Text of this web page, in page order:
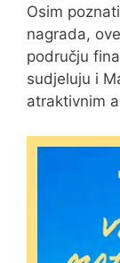
Osim
nagrada,
području
sudjeluju i
atraktivnim